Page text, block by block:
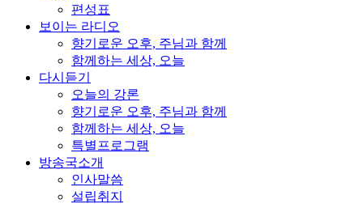
편성표
보이는 라디오
향기로운 오후, 주님과 함께
함께하는 세상, 오늘
다시듣기
오늘의 강론
향기로운 오후, 주님과 함께
함께하는 세상, 오늘
특별프로그램
방송국소개
인사말씀
설립취지